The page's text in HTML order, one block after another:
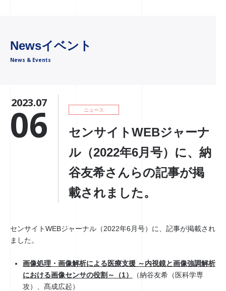
Newsイベント
News & Events
2023.07
06 ニュース
センサイトWEBジャーナ
ル（2022年6月号）に、納
谷友希さんらの記事が掲
載されました。
センサイトWEBジャーナル（2022年6月号）に、記事が掲載され
ました。
画像処理・画像解析による医療支援 ～内視鏡と画像強調解析
における画像センサの役割～（1）
（納谷友希（医科学専
攻）、髙成広起）